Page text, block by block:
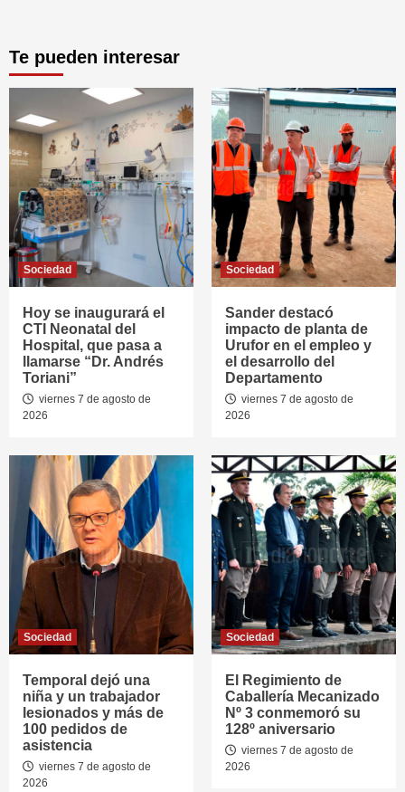
Te pueden interesar
Sociedad
Hoy se inaugurará el
CTI Neonatal del
Hospital, que pasa a
llamarse “Dr. Andrés
Toriani”
viernes 7 de agosto de
2026
Sociedad
Sander destacó
impacto de planta de
Urufor en el empleo y
el desarrollo del
Departamento
viernes 7 de agosto de
2026
Sociedad
Temporal dejó una
niña y un trabajador
lesionados y más de
100 pedidos de
asistencia
viernes 7 de agosto de
2026
Sociedad
El Regimiento de
Caballería Mecanizado
Nº 3 conmemoró su
128º aniversario
viernes 7 de agosto de
2026